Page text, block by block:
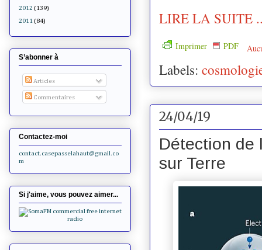
LIRE LA SUITE
Imprimer PDF
Labels:
24/04/19
Détection de
sur Terre
2012 (139)
2011 (84)
S’abonner à
Articles
Commentaires
Contactez-moi
contact.casepasselahaut@gmail.co
m
Si j'aime, vous pouvez aimer...